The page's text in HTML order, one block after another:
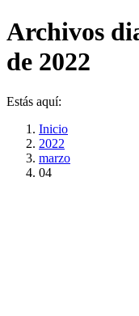
Archivos
de 2022
Estás aquí:
Inicio
2022
marzo
04